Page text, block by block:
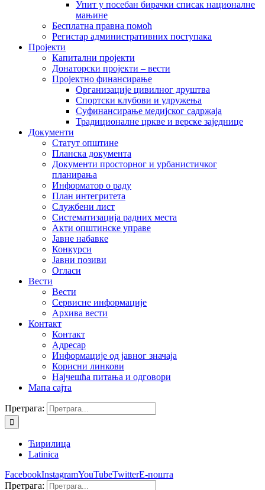
Упит у посебан бирачки списак националне
мањине
Бесплатна правна помоћ
Регистар административних поступака
Пројекти
Капитални пројекти
Донаторски пројекти – вести
Пројектно финансирање
Организације цивилног друштва
Спортски клубови и удружења
Суфинансирање медијског садржаја
Традиционалне цркве и верске заједнице
Документи
Статут општине
Планска документа
Документи просторног и урбанистичког
планирања
Информатор о раду
План интегритета
Службени лист
Систематизација радних места
Акти општинске управе
Јавне набавке
Конкурси
Јавни позиви
Огласи
Вести
Вести
Сервисне информације
Архива вести
Контакт
Контакт
Адресар
Информације од јавног значаја
Корисни линкови
Најчешћа питања и одговори
Мапа сајта
Претрага:
Ћирилица
Latinica
FacebookInstagramYouTubeTwitterЕ-пошта
Претрага: